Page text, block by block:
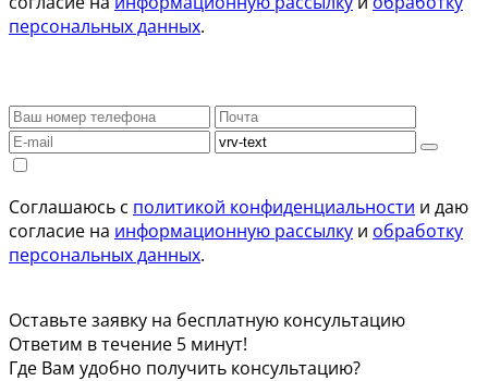
персональных данных.
Соглашаюсь с политикой конфиденциальности и даю
согласие на информационную рассылку и обработку
персональных данных.
Оставьте заявку на бесплатную консультацию
Ответим в течение 5 минут!
Где Вам удобно получить консультацию?